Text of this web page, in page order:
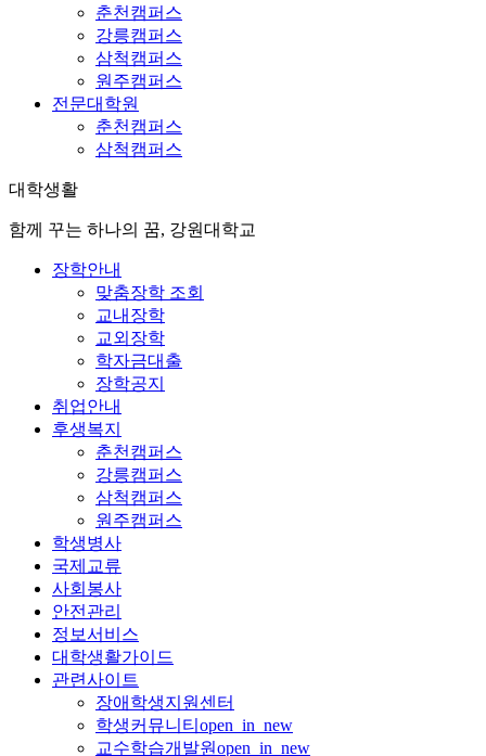
춘천캠퍼스
강릉캠퍼스
삼척캠퍼스
원주캠퍼스
전문대학원
춘천캠퍼스
삼척캠퍼스
대학생활
함께 꾸는 하나의 꿈, 강원대학교
장학안내
맞춤장학 조회
교내장학
교외장학
학자금대출
장학공지
취업안내
후생복지
춘천캠퍼스
강릉캠퍼스
삼척캠퍼스
원주캠퍼스
학생병사
국제교류
사회봉사
안전관리
정보서비스
대학생활가이드
관련사이트
장애학생지원센터
학생커뮤니티 open_in_new
교수학습개발원open_in_new